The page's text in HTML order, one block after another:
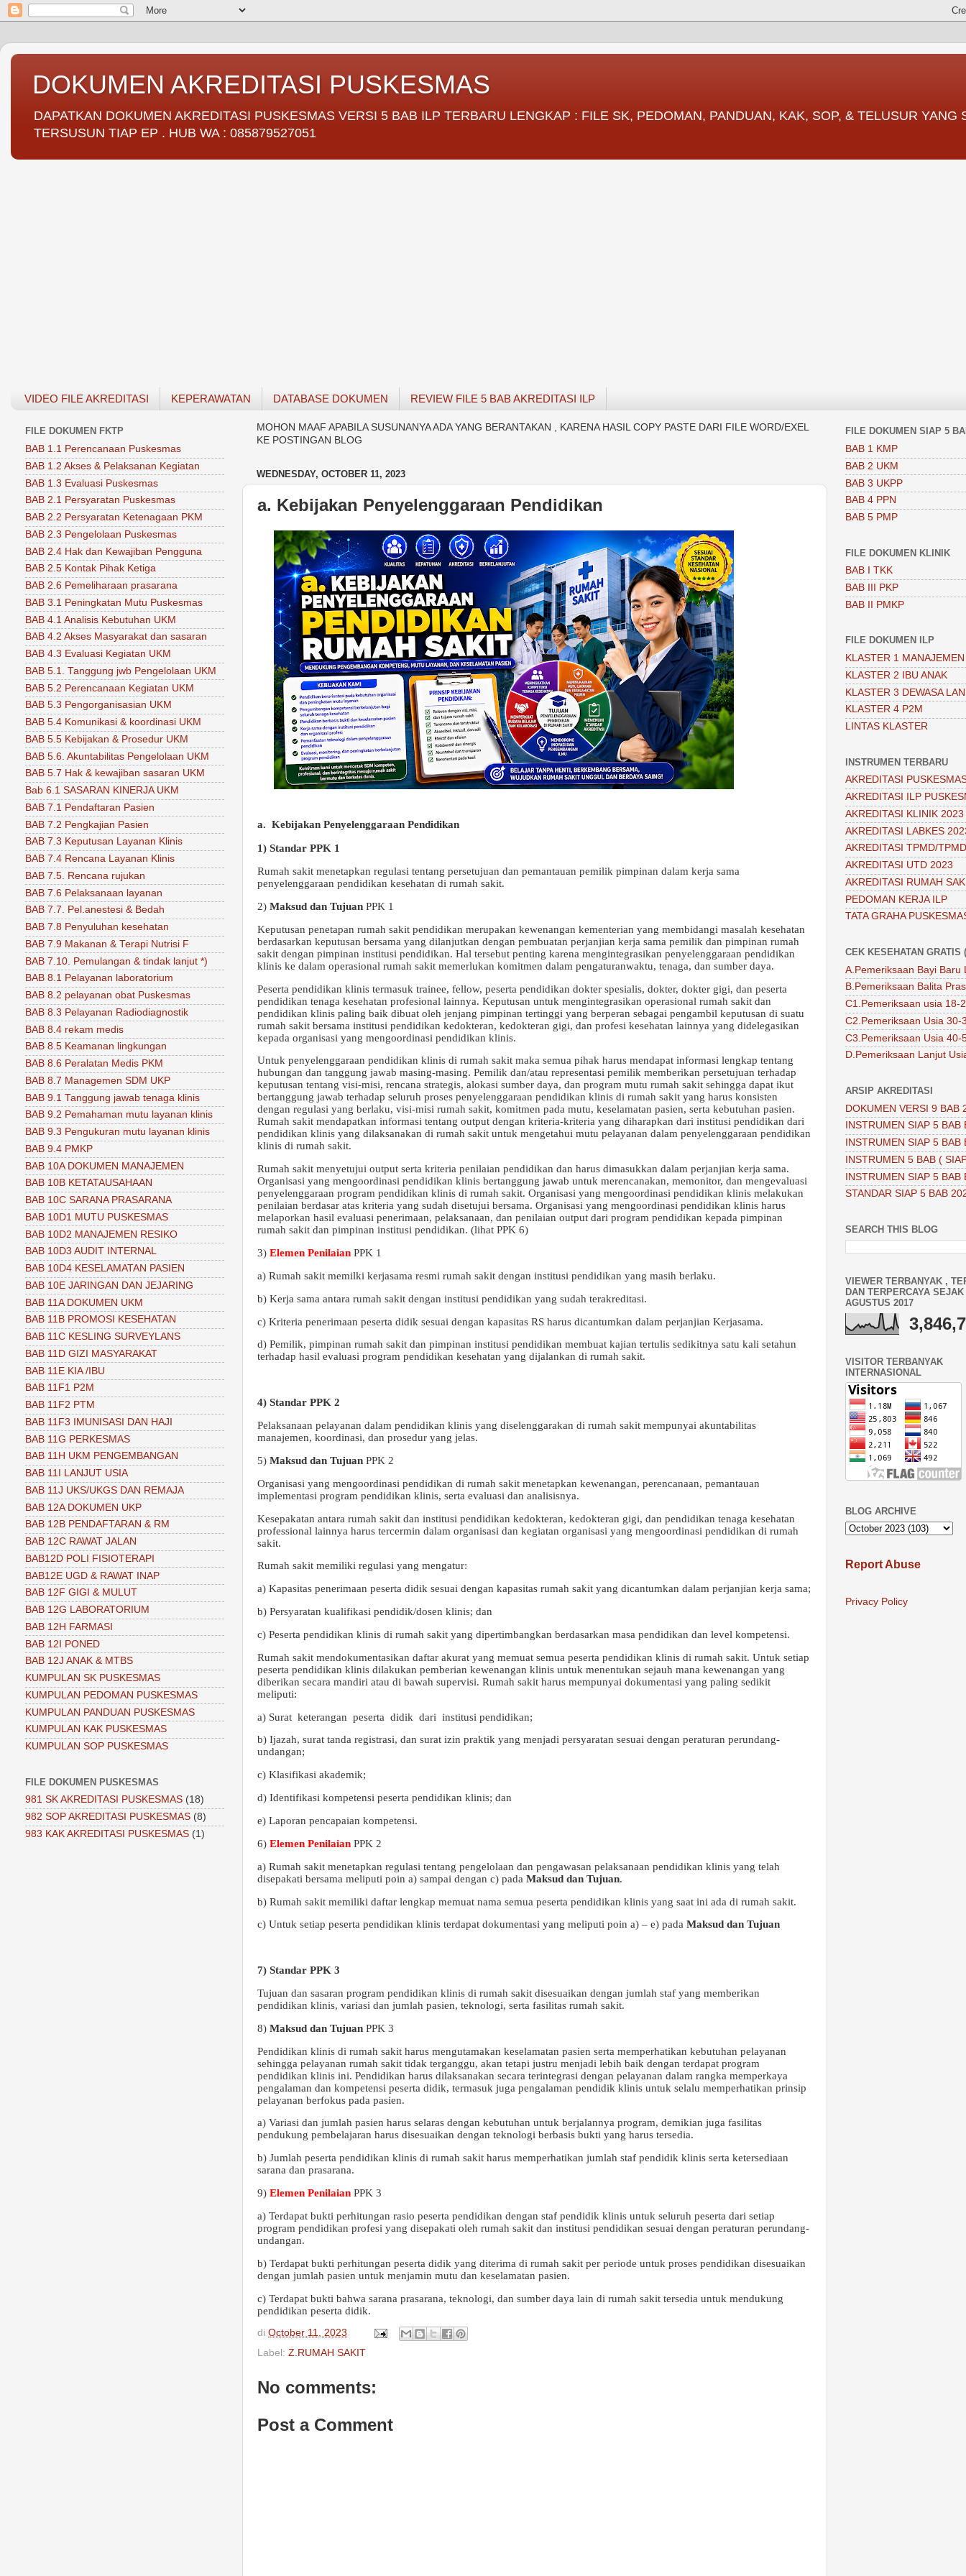
DOKUMEN AKREDITASI PUSKESMAS
DAPATKAN DOKUMEN AKREDITASI PUSKESMAS VERSI 5 BAB ILP TERBARU LENGKAP : FILE SK, PEDOMAN, PANDUAN, KAK, SOP, & TELUSUR YANG
TERSUSUN TIAP EP . HUB WA : 085879527051
VIDEO FILE AKREDITASI KEPERAWATAN DATABASE DOKUMEN REVIEW FILE 5 BAB AKREDITASI ILP
MOHON MAAF APABILA SUSUNANYA ADA YANG BERANTAKAN , KARENA HASIL COPY PASTE DARI FILE WORD/EXEL
KE POSTINGAN BLOG
WEDNESDAY, OCTOBER 11, 2023
a. Kebijakan Penyelenggaraan Pendidikan
a. Kebijakan Penyelenggaraan Pendidikan
1) Standar PPK 1
Rumah sakit menetapkan regulasi tentang persetujuan dan pemantauan pemilik pimpinan dalam kerja sama
penyelenggaraan pendidikan kesehatan di rumah sakit.
2) Maksud dan Tujuan PPK 1
Keputusan penetapan rumah sakit pendidikan merupakan kewenangan kementerian yang membidangi masalah kesehatan
berdasarkan keputusan bersama yang dilanjutkan dengan pembuatan perjanjian kerja sama pemilik dan pimpinan rumah
sakit dengan pimpinan institusi pendidikan. Hal tersebut penting karena mengintegrasikan penyelenggaraan pendidikan
klinis ke dalam operasional rumah sakit memerlukan komitmen dalam pengaturanwaktu, tenaga, dan sumber daya.
Peserta pendidikan klinis termasuk trainee, fellow, peserta pendidikan dokter spesialis, dokter, dokter gigi, dan peserta
pendidikan tenaga kesehatan profesional lainnya. Keputusan untuk mengintegrasikan operasional rumah sakit dan
pendidikan klinis paling baik dibuat oleh jenjang pimpinan tertinggi yang berperan sebagai pengambil keputusan di suatu
rumah sakit bersama institusi pendidikan kedokteran, kedokteran gigi, dan profesi kesehatan lainnya yang didelegasikan
kepada organisasi yang mengoordinasi pendidikan klinis.
Untuk penyelenggaraan pendidikan klinis di rumah sakit maka semua pihak harus mendapat informasi lengkap tentang
hubungan dan tanggung jawab masing-masing. Pemilik dan/atau representasi pemilik memberikan persetujuan terhadap
keputusan tentang visi-misi, rencana strategis, alokasi sumber daya, dan program mutu rumah sakit sehingga dapat ikut
bertanggung jawab terhadap seluruh proses penyelenggaraan pendidikan klinis di rumah sakit yang harus konsisten
dengan regulasi yang berlaku, visi-misi rumah sakit, komitmen pada mutu, keselamatan pasien, serta kebutuhan pasien.
Rumah sakit mendapatkan informasi tentang output dengan kriteria-kriteria yang diharapkan dari institusi pendidikan dari
pendidikan klinis yang dilaksanakan di rumah sakit untuk mengetahui mutu pelayanan dalam penyelenggaraan pendidikan
klinis di rumah sakit.
Rumah sakit menyetujui output serta kriteria penilaian pendidikan dan harus dimasukkan dalam perjanjian kerja sama.
Organisasi yang mengoordinasi pendidikan klinis bertanggung jawab untuk merencanakan, memonitor, dan mengevaluasi
penyelenggaraan program pendidikan klinis di rumah sakit. Organisasi yang mengoordinasi pendidikan klinis melakukan
penilaian berdasar atas kriteria yang sudah disetujui bersama. Organisasi yang mengoordinasi pendidikan klinis harus
melaporkan hasil evaluasi penerimaan, pelaksanaan, dan penilaian output dari program pendidikan kepada pimpinan
rumah sakit dan pimpinan institusi pendidikan. (lihat PPK 6)
3) Elemen Penilaian PPK 1
a) Rumah sakit memilki kerjasama resmi rumah sakit dengan institusi pendidikan yang masih berlaku.
b) Kerja sama antara rumah sakit dengan institusi pendidikan yang sudah terakreditasi.
c) Kriteria penerimaan peserta didik sesuai dengan kapasitas RS harus dicantumkan dalam perjanjian Kerjasama.
d) Pemilik, pimpinan rumah sakit dan pimpinan institusi pendidikan membuat kajian tertulis sedikitnya satu kali setahun
terhadap hasil evaluasi program pendidikan kesehatan yang dijalankan di rumah sakit.
4) Standar PPK 2
Pelaksanaan pelayanan dalam pendidikan klinis yang diselenggarakan di rumah sakit mempunyai akuntabilitas
manajemen, koordinasi, dan prosedur yang jelas.
5) Maksud dan Tujuan PPK 2
Organisasi yang mengoordinasi pendidikan di rumah sakit menetapkan kewenangan, perencanaan, pemantauan
implementasi program pendidikan klinis, serta evaluasi dan analisisnya.
Kesepakatan antara rumah sakit dan institusi pendidikan kedokteran, kedokteran gigi, dan pendidikan tenaga kesehatan
professional lainnya harus tercermin dalam organisasi dan kegiatan organisasi yang mengoordinasi pendidikan di rumah
sakit.
Rumah sakit memiliki regulasi yang mengatur:
a) Kapasitas penerimaan peserta didik sesuai dengan kapasitas rumah sakit yang dicantumkan dalam perjanjian kerja sama;
b) Persyaratan kualifikasi pendidik/dosen klinis; dan
c) Peserta pendidikan klinis di rumah sakit yang dipertimbangkan berdasarkan masa pendidikan dan level kompetensi.
Rumah sakit mendokumentasikan daftar akurat yang memuat semua peserta pendidikan klinis di rumah sakit. Untuk setiap
peserta pendidikan klinis dilakukan pemberian kewenangan klinis untuk menentukan sejauh mana kewenangan yang
diberikan secara mandiri atau di bawah supervisi. Rumah sakit harus mempunyai dokumentasi yang paling sedikit
meliputi:
a) Surat keterangan peserta didik dari institusi pendidikan;
b) Ijazah, surat tanda registrasi, dan surat izin praktik yang menjadi persyaratan sesuai dengan peraturan perundang-
undangan;
c) Klasifikasi akademik;
d) Identifikasi kompetensi peserta pendidikan klinis; dan
e) Laporan pencapaian kompetensi.
6) Elemen Penilaian PPK 2
a) Rumah sakit menetapkan regulasi tentang pengelolaan dan pengawasan pelaksanaan pendidikan klinis yang telah
disepakati bersama meliputi poin a) sampai dengan c) pada Maksud dan Tujuan.
b) Rumah sakit memiliki daftar lengkap memuat nama semua peserta pendidikan klinis yang saat ini ada di rumah sakit.
c) Untuk setiap peserta pendidikan klinis terdapat dokumentasi yang meliputi poin a) – e) pada Maksud dan Tujuan
7) Standar PPK 3
Tujuan dan sasaran program pendidikan klinis di rumah sakit disesuaikan dengan jumlah staf yang memberikan
pendidikan klinis, variasi dan jumlah pasien, teknologi, serta fasilitas rumah sakit.
8) Maksud dan Tujuan PPK 3
Pendidikan klinis di rumah sakit harus mengutamakan keselamatan pasien serta memperhatikan kebutuhan pelayanan
sehingga pelayanan rumah sakit tidak terganggu, akan tetapi justru menjadi lebih baik dengan terdapat program
pendidikan klinis ini. Pendidikan harus dilaksanakan secara terintegrasi dengan pelayanan dalam rangka memperkaya
pengalaman dan kompetensi peserta didik, termasuk juga pengalaman pendidik klinis untuk selalu memperhatikan prinsip
pelayanan berfokus pada pasien.
a) Variasi dan jumlah pasien harus selaras dengan kebutuhan untuk berjalannya program, demikian juga fasilitas
pendukung pembelajaran harus disesuaikan dengan teknologi berbasis bukti yang harus tersedia.
b) Jumlah peserta pendidikan klinis di rumah sakit harus memperhatikan jumlah staf pendidik klinis serta ketersediaan
sarana dan prasarana.
9) Elemen Penilaian PPK 3
a) Terdapat bukti perhitungan rasio peserta pendidikan dengan staf pendidik klinis untuk seluruh peserta dari setiap
program pendidikan profesi yang disepakati oleh rumah sakit dan institusi pendidikan sesuai dengan peraturan perundang-
undangan.
b) Terdapat bukti perhitungan peserta didik yang diterima di rumah sakit per periode untuk proses pendidikan disesuaikan
dengan jumlah pasien untuk menjamin mutu dan keselamatan pasien.
c) Terdapat bukti bahwa sarana prasarana, teknologi, dan sumber daya lain di rumah sakit tersedia untuk mendukung
pendidikan peserta didik.
di October 11, 2023
Label: Z.RUMAH SAKIT
No comments:
Post a Comment
FILE DOKUMEN FKTP
BAB 1.1 Perencanaan Puskesmas
BAB 1.2 Akses & Pelaksanan Kegiatan
BAB 1.3 Evaluasi Puskesmas
BAB 2.1 Persyaratan Puskesmas
BAB 2.2 Persyaratan Ketenagaan PKM
BAB 2.3 Pengelolaan Puskesmas
BAB 2.4 Hak dan Kewajiban Pengguna
BAB 2.5 Kontak Pihak Ketiga
BAB 2.6 Pemeliharaan prasarana
BAB 3.1 Peningkatan Mutu Puskesmas
BAB 4.1 Analisis Kebutuhan UKM
BAB 4.2 Akses Masyarakat dan sasaran
BAB 4.3 Evaluasi Kegiatan UKM
BAB 5.1. Tanggung jwb Pengelolaan UKM
BAB 5.2 Perencanaan Kegiatan UKM
BAB 5.3 Pengorganisasian UKM
BAB 5.4 Komunikasi & koordinasi UKM
BAB 5.5 Kebijakan & Prosedur UKM
BAB 5.6. Akuntabilitas Pengelolaan UKM
BAB 5.7 Hak & kewajiban sasaran UKM
Bab 6.1 SASARAN KINERJA UKM
BAB 7.1 Pendaftaran Pasien
BAB 7.2 Pengkajian Pasien
BAB 7.3 Keputusan Layanan Klinis
BAB 7.4 Rencana Layanan Klinis
BAB 7.5. Rencana rujukan
BAB 7.6 Pelaksanaan layanan
BAB 7.7. Pel.anestesi & Bedah
BAB 7.8 Penyuluhan kesehatan
BAB 7.9 Makanan & Terapi Nutrisi F
BAB 7.10. Pemulangan & tindak lanjut *)
BAB 8.1 Pelayanan laboratorium
BAB 8.2 pelayanan obat Puskesmas
BAB 8.3 Pelayanan Radiodiagnostik
BAB 8.4 rekam medis
BAB 8.5 Keamanan lingkungan
BAB 8.6 Peralatan Medis PKM
BAB 8.7 Managemen SDM UKP
BAB 9.1 Tanggung jawab tenaga klinis
BAB 9.2 Pemahaman mutu layanan klinis
BAB 9.3 Pengukuran mutu layanan klinis
BAB 9.4 PMKP
BAB 10A DOKUMEN MANAJEMEN
BAB 10B KETATAUSAHAAN
BAB 10C SARANA PRASARANA
BAB 10D1 MUTU PUSKESMAS
BAB 10D2 MANAJEMEN RESIKO
BAB 10D3 AUDIT INTERNAL
BAB 10D4 KESELAMATAN PASIEN
BAB 10E JARINGAN DAN JEJARING
BAB 11A DOKUMEN UKM
BAB 11B PROMOSI KESEHATAN
BAB 11C KESLING SURVEYLANS
BAB 11D GIZI MASYARAKAT
BAB 11E KIA /IBU
BAB 11F1 P2M
BAB 11F2 PTM
BAB 11F3 IMUNISASI DAN HAJI
BAB 11G PERKESMAS
BAB 11H UKM PENGEMBANGAN
BAB 11I LANJUT USIA
BAB 11J UKS/UKGS DAN REMAJA
BAB 12A DOKUMEN UKP
BAB 12B PENDAFTARAN & RM
BAB 12C RAWAT JALAN
BAB12D POLI FISIOTERAPI
BAB12E UGD & RAWAT INAP
BAB 12F GIGI & MULUT
BAB 12G LABORATORIUM
BAB 12H FARMASI
BAB 12I PONED
BAB 12J ANAK & MTBS
KUMPULAN SK PUSKESMAS
KUMPULAN PEDOMAN PUSKESMAS
KUMPULAN PANDUAN PUSKESMAS
KUMPULAN KAK PUSKESMAS
KUMPULAN SOP PUSKESMAS
FILE DOKUMEN PUSKESMAS
981 SK AKREDITASI PUSKESMAS (18)
982 SOP AKREDITASI PUSKESMAS (8)
983 KAK AKREDITASI PUSKESMAS (1)
FILE DOKUMEN SIAP 5
BAB 1 KMP
BAB 2 UKM
BAB 3 UKPP
BAB 4 PPN
BAB 5 PMP
FILE DOKUMEN KLINIK
BAB I TKK
BAB III PKP
BAB II PMKP
FILE DOKUMEN ILP
KLASTER 1 MANAJEMEN
KLASTER 2 IBU ANAK
KLASTER 3 DEWASA
KLASTER 4 P2M
LINTAS KLASTER
INSTRUMEN TERBARU
AKREDITASI
AKREDITASI ILP
AKREDITASI KLINIK 2023
AKREDITASI LABKES
AKREDITASI TPMD/
AKREDITASI UTD 2023
AKREDITASI RUMAH
PEDOMAN KERJA ILP
TATA GRAHA
CEK KESEHATAN GRATIS
A.Pemeriksaan Bayi Baru
B.Pemeriksaan Balita
C1.Pemeriksaan usia 18-
C2.Pemeriksaan Usia 30-
C3.Pemeriksaan Usia 40-
D.Pemeriksaan Lanjut
ARSIP AKREDITASI
DOKUMEN VERSI 9 BAB
INSTRUMEN SIAP 5 BAB
INSTRUMEN SIAP 5 BAB
INSTRUMEN 5 BAB (
INSTRUMEN SIAP 5 BAB
STANDAR SIAP 5 BAB
SEARCH THIS BLOG
VIEWER TERBANYAK ,
DAN TERPERCAYA SEJAK
AGUSTUS 2017
VISITOR TERBANYAK
INTERNASIONAL
BLOG ARCHIVE
Report Abuse
Privacy Policy